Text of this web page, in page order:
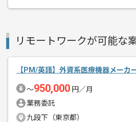
ご経験と実
経験豊富な
首都圏ま
リモートワークが可能な
【PM/英語】外資系医療機器メー
〜950,000 円／月
業務委託
九段下（東京都）